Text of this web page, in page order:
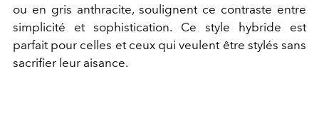
ou en gris anthracite, soulignent ce contraste entre
simplicité et sophistication. Ce style hybride est
parfait pour celles et ceux qui veulent être stylés sans
sacrifier leur aisance.